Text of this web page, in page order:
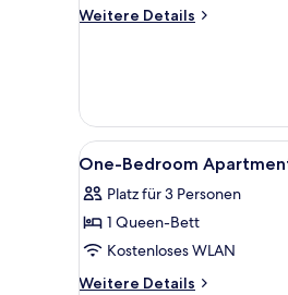
Weitere Details
Weitere
or
Pool
view
Alle
Fotos
für
One-
Bedroom
Apartment
4
One-Bedroom
Platz für 3 Personen
1 Queen-Bett
Kostenloses WLAN
Weitere Details
Weitere